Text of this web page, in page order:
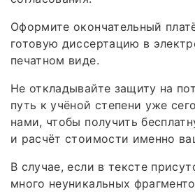
Оформите окончательный
готовую диссертацию в
печатном виде.
Не откладывайте защиту на
путь к учёной степени уже
нами, чтобы получить
и расчёт стоимости именно
В случае, если в тексте
много неуникальных